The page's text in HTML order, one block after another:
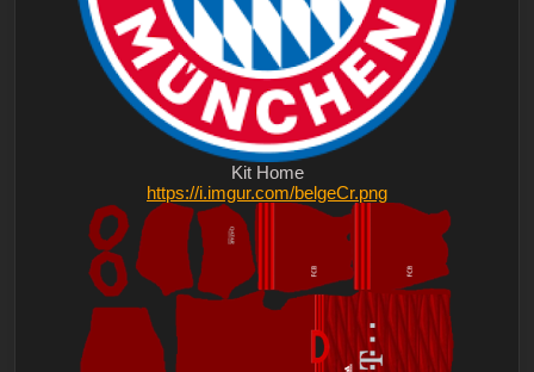
Kit Home
https://i.imgur.com/belgeCr.png